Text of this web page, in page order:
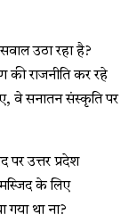
उठा रहा है?
की राजनीति कर रहे
वे सनातन संस्कृति पर
पर उत्तर प्रदेश
के लिए
गया था ना?